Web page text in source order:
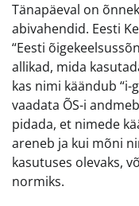
Tänapäeval on
abivahendid. Eesti
“Eesti
allikad, mida
kas nimi käändub “i-
vaadata ÕS-i
pidada, et nimede
areneb ja kui mõni
kasutuses olevaks,
normiks.